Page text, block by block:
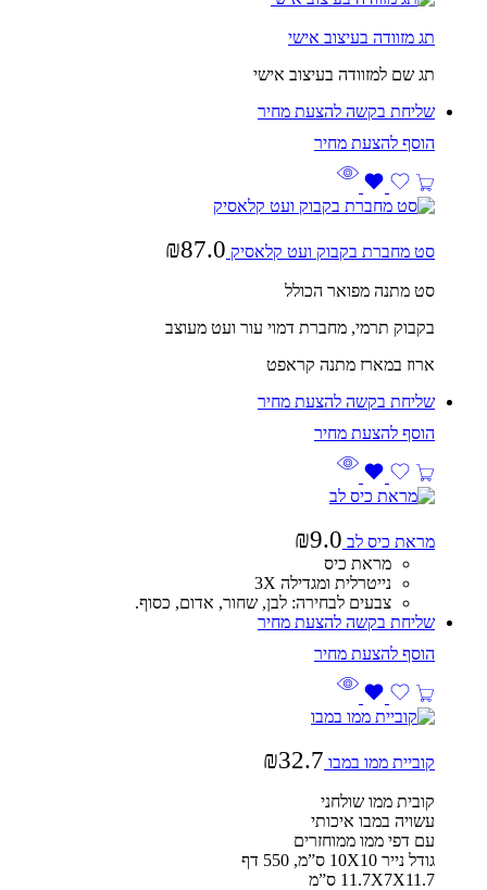
תג מזוודה בעיצוב אישי
תג שם למזוודה בעיצוב אישי
שליחת בקשה להצעת מחיר
סט מחברת בקבוק ועט קלאסיק ₪87.0
סט מתנה מפואר הכולל
בקבוק תרמי, מחברת דמוי עור ועט מעוצב
ארוז במארז מתנה קראפט
שליחת בקשה להצעת מחיר
מראת כיס לב ₪9.0
מראת כיס
נייטרלית ומגדילה 3X
צבעים לבחירה: לבן, שחור, אדום, כסוף.
שליחת בקשה להצעת מחיר
קוביית ממו במבו ₪32.7
קובית ממו שולחני
עשויה במבו איכותי
עם דפי ממו ממוחזרים
גודל נייר 10X10 ס”מ, 550 דף
11.7X7X11.7 ס”מ